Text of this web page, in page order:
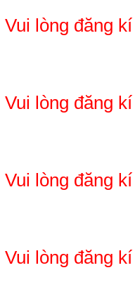
lòng đăng
lòng đăng
lòng đăng
lòng đăng